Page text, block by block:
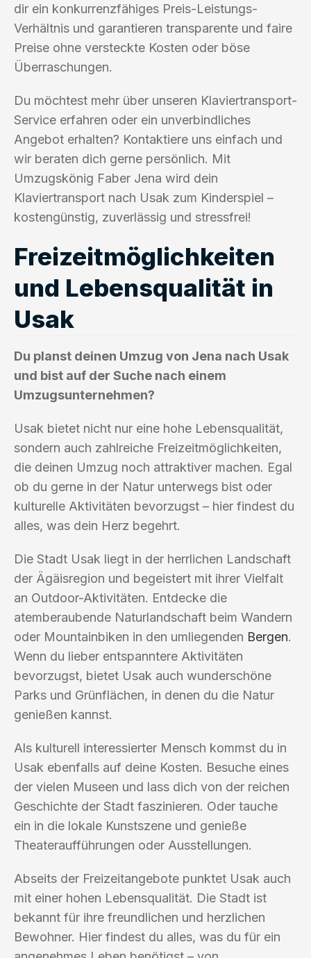
dir ein konkurrenzfähiges Preis-Leistungs-
Verhältnis und garantieren transparente und faire
Preise ohne versteckte Kosten oder böse
Überraschungen.
Du möchtest mehr über unseren Klaviertransport-
Service erfahren oder ein unverbindliches
Angebot erhalten? Kontaktiere uns einfach und
wir beraten dich gerne persönlich. Mit
Umzugskönig Faber Jena wird dein
Klaviertransport nach Usak zum Kinderspiel –
kostengünstig, zuverlässig und stressfrei!
Freizeitmöglichkeiten
und Lebensqualität in
Usak
Du planst deinen Umzug von Jena nach Usak
und bist auf der Suche nach einem
Umzugsunternehmen?
Usak bietet nicht nur eine hohe Lebensqualität,
sondern auch zahlreiche Freizeitmöglichkeiten,
die deinen Umzug noch attraktiver machen. Egal
ob du gerne in der Natur unterwegs bist oder
kulturelle Aktivitäten bevorzugst – hier findest du
alles, was dein Herz begehrt.
Die Stadt Usak liegt in der herrlichen Landschaft
der Ägäisregion und begeistert mit ihrer Vielfalt
an Outdoor-Aktivitäten. Entdecke die
atemberaubende Naturlandschaft beim Wandern
oder Mountainbiken in den umliegenden Bergen.
Wenn du lieber entspanntere Aktivitäten
bevorzugst, bietet Usak auch wunderschöne
Parks und Grünflächen, in denen du die Natur
genießen kannst.
Als kulturell interessierter Mensch kommst du in
Usak ebenfalls auf deine Kosten. Besuche eines
der vielen Museen und lass dich von der reichen
Geschichte der Stadt faszinieren. Oder tauche
ein in die lokale Kunstszene und genieße
Theateraufführungen oder Ausstellungen.
Abseits der Freizeitangebote punktet Usak auch
mit einer hohen Lebensqualität. Die Stadt ist
bekannt für ihre freundlichen und herzlichen
Bewohner. Hier findest du alles, was du für ein